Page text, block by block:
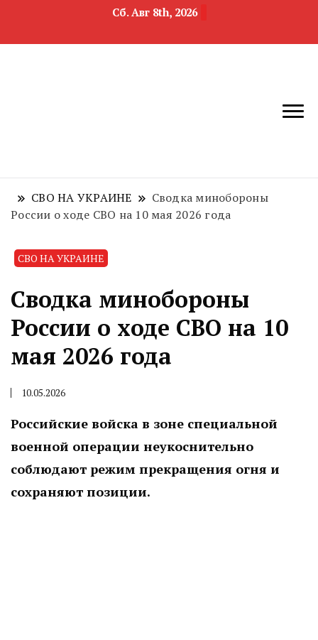
Сб. Авг 8th, 2026
область
недвижимости
СВО НА УКРАИНЕ
Сводка минобороны
России о ходе СВО на 10 мая 2026 года
СВО НА УКРАИНЕ
Сводка минобороны
России о ходе СВО на 10
мая 2026 года
10.05.2026
Российские войска в зоне специальной
военной операции неукоснительно
соблюдают режим прекращения огня и
сохраняют позиции.